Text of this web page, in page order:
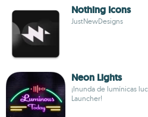
Nothing Icons
JustNewDesigns
Neon Lights
¡Inunda de lumínicas
Launcher!